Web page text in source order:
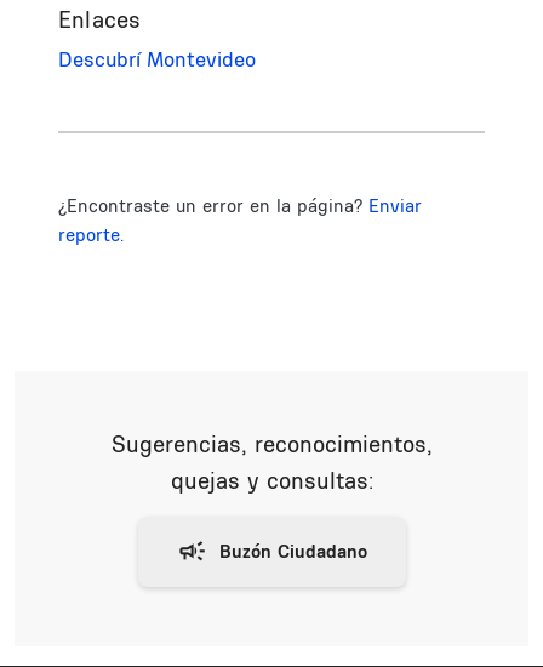
Enlaces
Descubrí Montevideo
¿Encontraste un error en la página? Enviar
reporte.
Sugerencias, reconocimientos,
quejas y consultas: